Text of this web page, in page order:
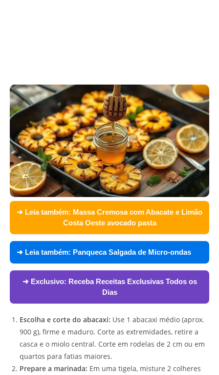
➜ Leia também: Massa Cremosa com Abacate e Limão
Costa Oeste avocado pasta
➜ Leia também: Panqueca Salgada de Micro-ondas
➜ Exclusivo: Receba Receitas Exclusivas Todos os
Dias
Escolha e corte do abacaxi: Use 1 abacaxi médio (aprox.
900 g), firme e maduro. Corte as extremidades, retire a
casca e o miolo central. Corte em rodelas de 2 cm ou em
quartos para fatias maiores.
Prepare a marinada: Em uma tigela, misture 2 colheres